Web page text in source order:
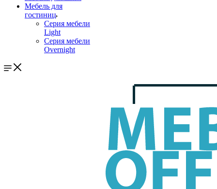
Мебель для
гостиниц
Серия мебели
Light
Серия мебели
Overnight